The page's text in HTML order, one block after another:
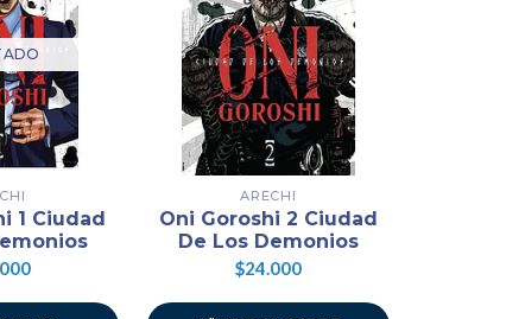
1 Ciudad
ARECHI
Oni Goroshi 2 Ciudad
De Los Demonios
$24.000